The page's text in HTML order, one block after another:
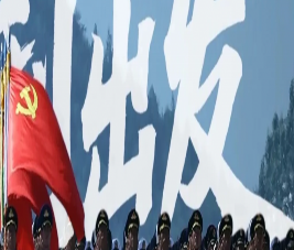
铭星动态||我所文茂华律师
团有限公司作“民法典合同
查看详情 >